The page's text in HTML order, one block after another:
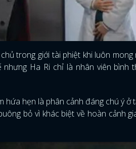
trong giới tài phiệt khi luôn
Ha Ri chỉ là nhân viên bình
hứa hẹn là phân cảnh đáng chú ý ở
bỏ vì khác biệt về hoàn cảnh